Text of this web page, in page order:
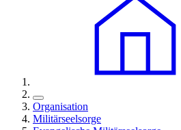
Organisation
Militärseelsorge